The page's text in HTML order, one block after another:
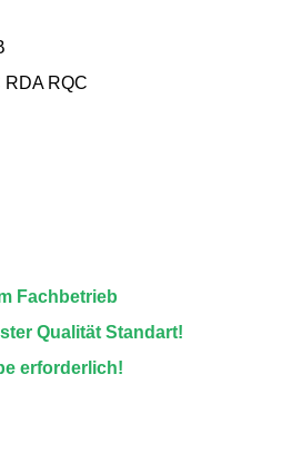
RQC
Fachbetrieb
Qualität Standart!
erforderlich!